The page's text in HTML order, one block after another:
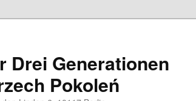
Drei Generationen
Pokoleń